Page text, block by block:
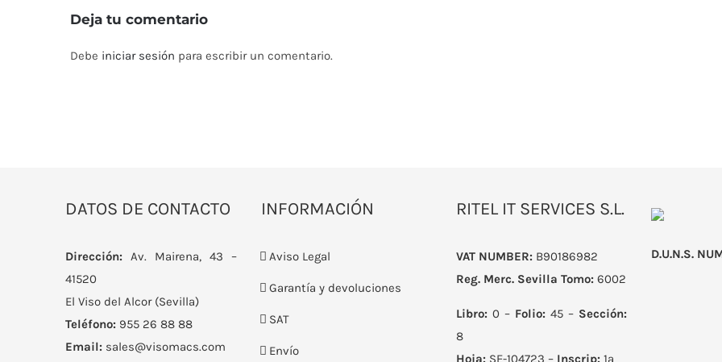
Deja tu comentario
Debe iniciar sesión para escribir un comentario.
DATOS DE CONTACTO
Dirección: Av. Mairena, 43 –
41520
El Viso del Alcor (Sevilla)
Teléfono: 955 26 88 88
Email: sales@visomacs.com
INFORMACIÓN
Aviso Legal
Garantía y devoluciones
SAT
Envío
RITEL IT SERVICES S.L.
VAT NUMBER:B90186982
Reg. Merc. Sevilla Tomo:6002
Libro:0 – Folio:45 – Sección:
8
Hoja:SE-104723 – Inscrip:1ª
D.U.N.S.